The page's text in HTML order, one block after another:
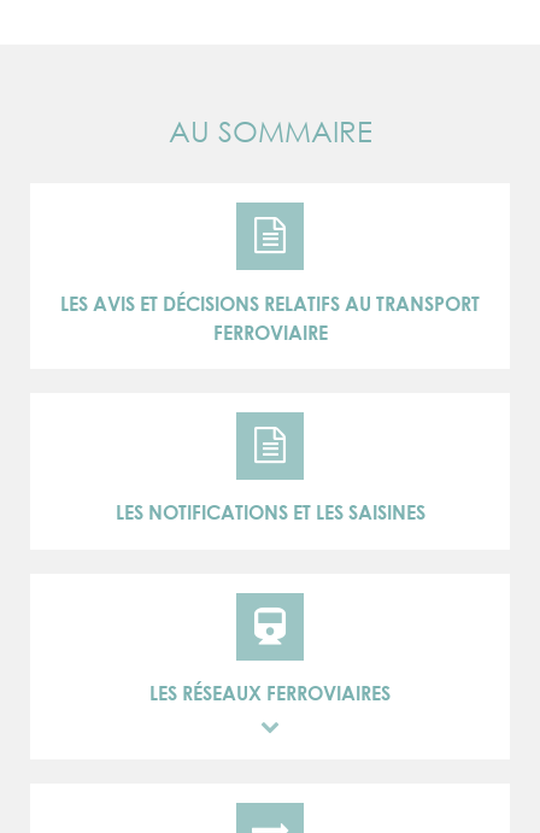
AU SOMMAIRE
LES AVIS ET DÉCISIONS RELATIFS AU TRANSPORT
FERROVIAIRE
LES NOTIFICATIONS ET LES SAISINES
LES RÉSEAUX FERROVIAIRES